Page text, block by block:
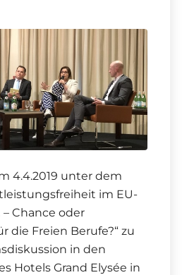
4.4.2019 unter dem
im EU-
Chance oder
die Freien Berufe?“ zu
in den
Hotels Grand Elysée in